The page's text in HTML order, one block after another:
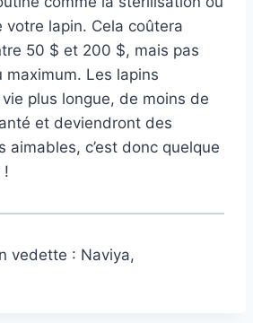
votre lapin. Cela coûtera
50 $ et 200 $, mais pas
Les lapins
plus longue, de moins de
et deviendront des
aimables, c’est donc quelque
!
vedette : Naviya,